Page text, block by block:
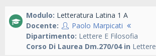
Modulo: Letteratura Latina 1 A
Docente:
Paolo Marpicati
Dipartimento: Lettere E Filosofia
Corso Di Laurea Dm.270/04 in Lettere